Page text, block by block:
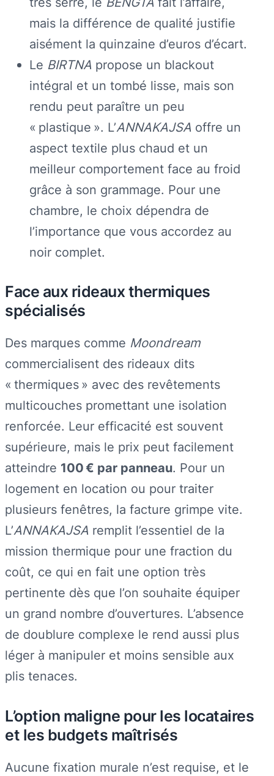
mais la différence de qualité justifie
aisément la quinzaine d’euros d’écart.
Le BIRTNA propose un blackout
intégral et un tombé lisse, mais son
rendu peut paraître un peu
« plastique ». L’ANNAKAJSA offre un
aspect textile plus chaud et un
meilleur comportement face au froid
grâce à son grammage. Pour une
chambre, le choix dépendra de
l’importance que vous accordez au
noir complet.
Face aux rideaux thermiques
spécialisés
Des marques comme Moondream
commercialisent des rideaux dits
« thermiques » avec des revêtements
multicouches promettant une isolation
renforcée. Leur efficacité est souvent
supérieure, mais le prix peut facilement
atteindre 100 € par panneau. Pour un
logement en location ou pour traiter
plusieurs fenêtres, la facture grimpe vite.
L’ANNAKAJSA remplit l’essentiel de la
mission thermique pour une fraction du
coût, ce qui en fait une option très
pertinente dès que l’on souhaite équiper
un grand nombre d’ouvertures. L’absence
de doublure complexe le rend aussi plus
léger à manipuler et moins sensible aux
plis tenaces.
L’option maligne pour les locataires
et les budgets maîtrisés
Aucune fixation murale n’est requise, et le